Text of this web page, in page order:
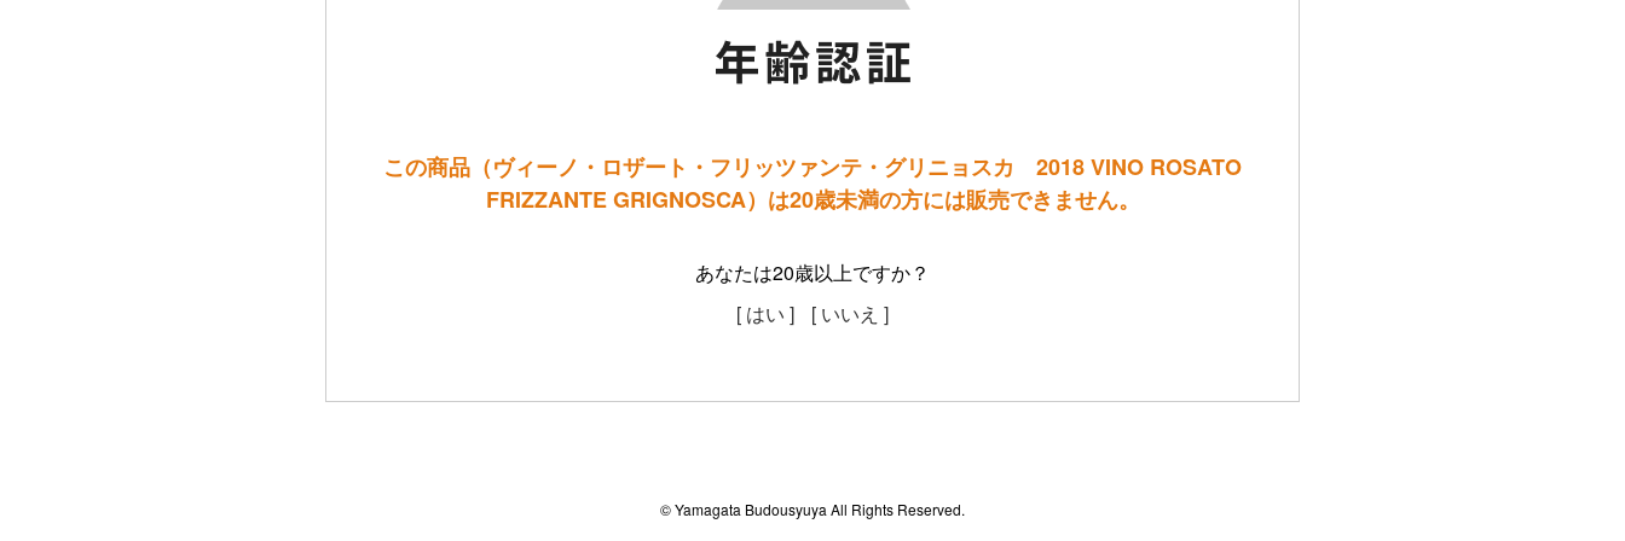
この商品（ヴィーノ・ロザート・フリッツァンテ・グリニョスカ 2018 VINO ROSATO
FRIZZANTE GRIGNOSCA）は20歳未満の方には販売できません。
あなたは20歳以上ですか？
[ はい ]
[ いいえ ]
© Yamagata Budousyuya All Rights Reserved.